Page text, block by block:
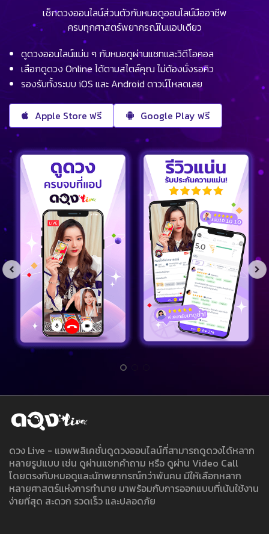
เช็กดวงออนไลน์ส่วนตัวกับหมอดูออนไลน์มืออาชีพ
ครบทุกศาสตร์พยากรณ์ในแอปเดียว
ดูดวงออนไลน์แม่น ๆ กับหมอดูผ่านแชทและวิดีโอคอล
เลือกดูดวง Online ได้ตามสไตล์คุณ ไม่ต้องนั่งรอคิว
รองรับทั้งระบบ iOS และ Android ดาวน์โหลดเลย
Apple Store ฟรี Google Play ฟรี
ดวง Live - แอพพลิเคชั่นดูดวงออนไลน์ที่สามารถดูดวงได้หลาก
หลายรูปแบบ เช่น ดูผ่านแชทคำถาม หรือ ดูผ่าน Video Call
โดยตรงกับหมอดูและนักพยากรณ์กว่าพันคน มีให้เลือกหลาก
หลายศาสตร์แห่งการทำนาย มาพร้อมกับการออกแบบที่เน้นใช้งาน
ง่ายที่สุด สะดวก รวดเร็ว และปลอดภัย